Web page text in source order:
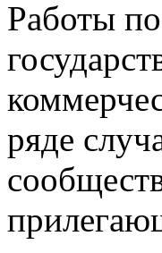
Работы
ряде